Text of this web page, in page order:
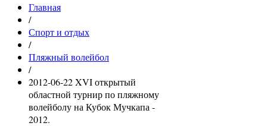
Главная
/
Спорт и отдых
/
Пляжный волейбол
/
2012-06-22 XVI открытый
областной турнир по пляжному
волейболу на Кубок Мучкапа -
2012.